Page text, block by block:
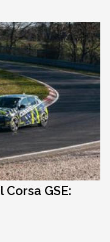
GSE: